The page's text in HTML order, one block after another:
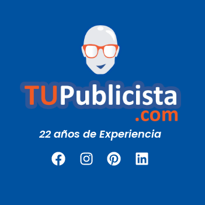
22 años de Experiencia